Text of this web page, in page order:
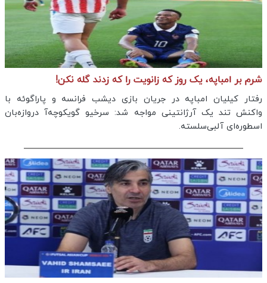
شرم بر امباپه، یک روز که زانویت را که زدند گله نکن!
رفتار کیلیان امباپه در جریان بازی دیشب فرانسه و پاراگوئه با
واکنش تند یک آرژانتینی مواجه شد: سرخیو گویکوچه‌آ دروازه‌‌بان
اسطوره‌ای آلبی‌سلسته.